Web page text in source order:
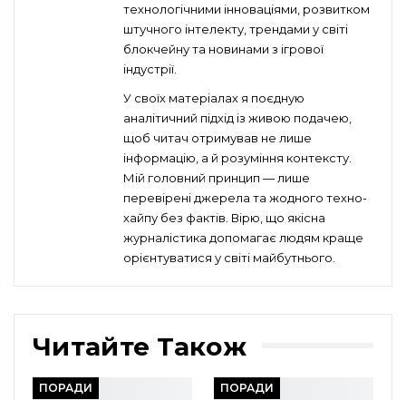
технологічними інноваціями, розвитком
штучного інтелекту, трендами у світі
блокчейну та новинами з ігрової
індустрії.
У своїх матеріалах я поєдную
аналітичний підхід із живою подачею,
щоб читач отримував не лише
інформацію, а й розуміння контексту.
Мій головний принцип — лише
перевірені джерела та жодного техно-
хайпу без фактів. Вірю, що якісна
журналістика допомагає людям краще
орієнтуватися у світі майбутнього.
Читайте Також
ПОРАДИ ПОРАДИ